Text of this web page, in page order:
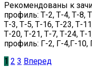
Рекомендованы к
профиль: Т-2, Т-4, Т-8,
Т-3, Т-5, Т-16, Т-23, Т-
Т-20, Т-21, Т-7, Т-24, Т-
профиль: Г-2, Г-4,Г-10,
1 2 3 Вперед